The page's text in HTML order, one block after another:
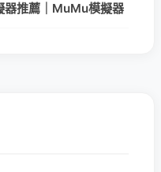
推薦｜MuMu模擬器